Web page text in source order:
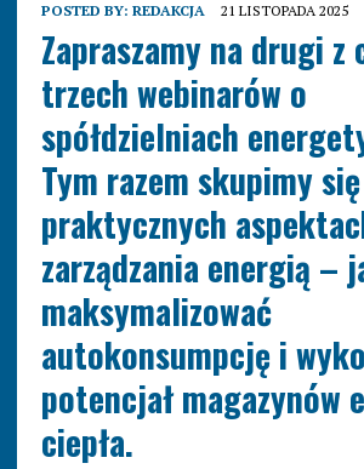
POSTED BY: REDAKCJA 21 LISTOPADA 2025
Zapraszamy na drugi z
trzech webinarów o
spółdzielniach
Tym razem skupimy
praktycznych
zarządzania energią –
maksymalizować
autokonsumpcję i
potencjał magazynów
ciepła.